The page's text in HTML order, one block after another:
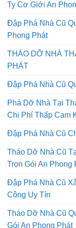
Ty Cơ Giới An
Đập Phá Nhà Cũ
Phong Phát
THÁO DỠ NHÀ
PHÁT
Đập Phá Nhà Cũ
Phá Dỡ Nhà Tại
Chi Phí Thấp Cam
Đập Phá Nhà Cũ
Tháo Dỡ Nhà Cũ
Trọn Gói An Phong
Đập Phá Nhà Cũ
Công Uy Tín
Tháo Dỡ Nhà Cũ
Gói An Phong Phát